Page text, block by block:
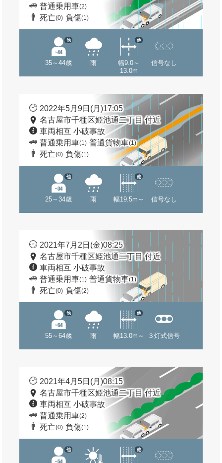
普通乗用車(2)
死亡(0) 負傷(1)
35～44歳
他
雨
幅9.0～
13.0m
他
信号なし
2022年5月9日(月)17:05
名古屋市千種区姫池通二丁目 付近
車両相互 小破事故
普通乗用車(1) 普通貨物車(1)
死亡(0) 負傷(1)
25～34歳
他
雨 幅19.5m～
他
信号なし
2021年7月2日(金)08:25
名古屋市千種区姫池通二丁目 付近
車両相互 小破事故
普通乗用車(1) 普通貨物車(1)
死亡(0) 負傷(2)
55～64歳
他
雨 幅13.0m～
他
３灯式信号
2021年4月5日(月)08:15
名古屋市千種区姫池通二丁目 付近
車両相互 小破事故
普通乗用車(2)
死亡(0) 負傷(1)
他 他